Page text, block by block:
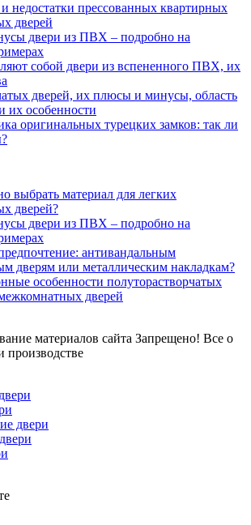
недостатки прессованных квартирных
дверей
двери из ПВХ – подробно на
собой двери из вспененного ПВХ, их
дверей, их плюсы и минусы, область
их особенности
оригинальных турецких замков: так ли
выбрать материал для легких
дверей?
двери из ПВХ – подробно на
антивандальным
дверям или металлическим накладкам?
особенности полуторастворчатых
дверей
материалов сайта Запрещено! Все о
производстве
двери